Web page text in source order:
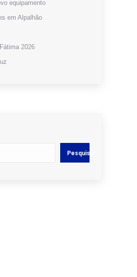
equipamento
em Alpalhão
2026
Pesquisar